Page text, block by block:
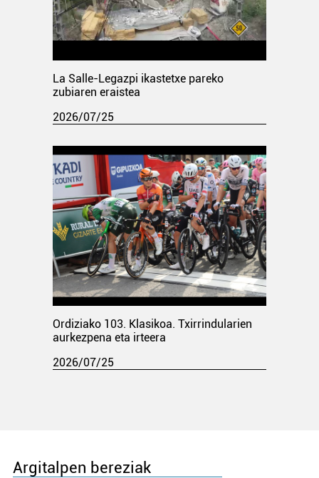
La Salle-Legazpi ikastetxe pareko
zubiaren eraistea
2026/07/25
Ordiziako 103. Klasikoa. Txirrindularien
aurkezpena eta irteera
2026/07/25
Argitalpen bereziak